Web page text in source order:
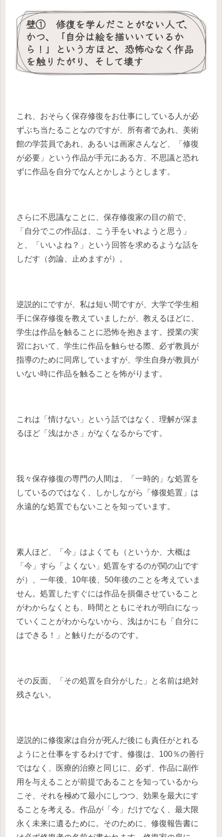
壁① 修復を学んだことがない人で、
かつ、「自分は絵を描いいているか
ら！」という方ほど、恐怖心なく作品
を触りたがり、そして壊す
これ、おそらく保存修復をお仕事にしている人が必
ずぶち当たることなのですが、所有者であれ、美術
館の学芸員であれ、あるいは画家さんなど、「修復
が必要」という作品が手元にある方、不思議と恐れ
ずに作品を自分でなんとかしようとします。
さらに不思議なことに、保存修復家の目の前で、
「自分でこの作品は、こう手をいれようと思う」
と、「いいよね？」という回答を求めるような話を
しだす（勿論、止めますが）。
逆説的にですが、私は短い間ですが、大学で学生相
手に保存修復を教えていましたが、教えるほどに、
学生は作品を触ることに恐怖を抱きます。授業の実
習において、学生に作品を触らせる際、必ず教員が
指導のために同席していますが、学生自身が教員が
いない時に作品を触ることを怖がります。
これは「情けない」という話ではなく、理解が深ま
るほど「浅はかさ」がなくなるからです。
我々保存修復の専門の人間は、「一時的」な処置を
しているのではなく、しかしながら「修復処置」は
永遠的な処置でもないことを知っています。
素人ほど、「今」はよくても（というか、大概は
「今」すら「よくない」処置をするのが関の山です
が）、一年後、10年後、50年後のことを考えていま
せん。処置したすぐには作品を損傷させていること
がわからなくとも、時間とともにそれが明白になっ
ていくことがわからないから、浅はかにも「自分に
はできる！」と触りたがるのです。
その反面、「その処置を自分がした」と名前は絶対
残さない。
逆説的に修復家は自分が死んだ後にも責任がとれる
ようにと仕事をするわけです。修復は、100％の善行
ではなく、医療的治療と同じに、必ず、作品に副作
用を与えることが前提であることを知っているから
こそ、それを極めて最小にしつつ、効果を最大にす
ることを考える。作品が「今」だけでなく、最大限
永く未来に遺るために。そのために、修復報告書に